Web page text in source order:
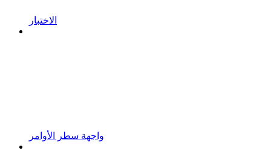
الاختبار
واجهة سطر الأوامر